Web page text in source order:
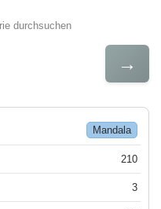
durchsuchen
→
Mandala
210
3